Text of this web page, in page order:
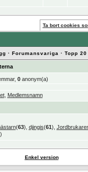
Ta bort cookies
· Forumansvariga · Topp
0anonym(a)
, Medlemsnamn
(63), djingis(61),
)
Enkel version